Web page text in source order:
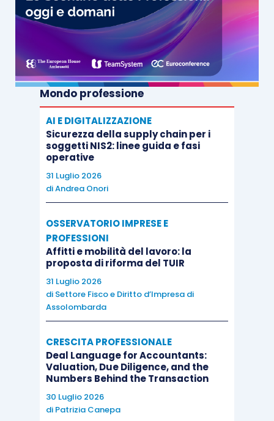
Mondo professione
AI E DIGITALIZZAZIONE
Sicurezza della supply chain per i
soggetti NIS2: linee guida e fasi
operative
31 Luglio 2026
diAndrea Onori
OSSERVATORIO IMPRESE E
PROFESSIONI
Affitti e mobilità del lavoro: la
proposta di riforma del TUIR
31 Luglio 2026
di Settore Fisco e Diritto d’Impresa di
Assolombarda
CRESCITA PROFESSIONALE
Deal Language for Accountants:
Valuation, Due Diligence, and the
Numbers Behind the Transaction
30 Luglio 2026
di Patrizia Canepa